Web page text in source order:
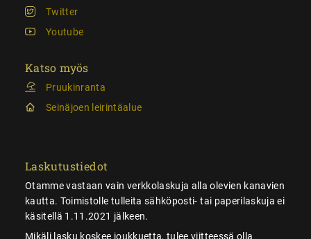
Twitter
Youtube
Katso myös
Pruukinranta
Seinäjoen leirintäalue
Laskutustiedot
Otamme vastaan vain verkkolaskuja alla olevien kanavien
kautta. Toimistolle tulleita sähköposti- tai paperilaskuja ei
käsitellä 1.11.2021 jälkeen.
Mikäli lasku koskee joukkuetta, tulee viitteessä olla